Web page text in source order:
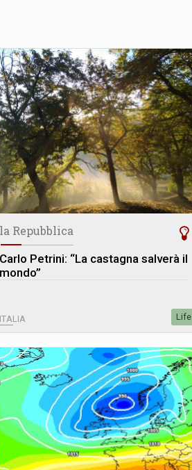
la Repubblica
Carlo Petrini: “La castagna salverà il
mondo”
ITALIA Life